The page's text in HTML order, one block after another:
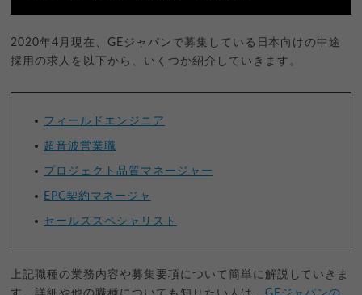
2020年4月現在、GEジャパンで募集している日本向けの中途
採用の求人を以下から、いくつか紹介していきます。
フィールドエンジニア
超音波営業職
プロジェクト品質マネージャー
EPC契約マネージャ
セールススペシャリスト
上記職種の業務内容や募集要項について簡単に解説していきま